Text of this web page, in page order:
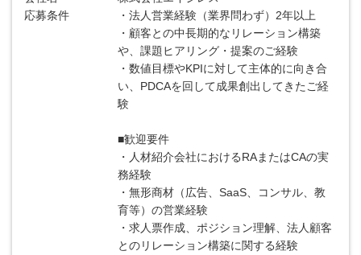
応募条件
・法人営業経験（業界問わず）2年以上
・顧客との中長期的なリレーション構築
や、課題ヒアリング・提案のご経験
・数値目標やKPIに対して主体的に向き合
い、PDCAを回して成果創出してきたご経
験
■歓迎要件
・人材紹介会社におけるRAまたはCAの実
務経験
・無形商材（広告、SaaS、コンサル、教
育等）の営業経験
・求人票作成、ポジション理解、法人顧客
とのリレーション構築に関する経験